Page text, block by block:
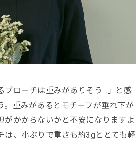
ブローチは重みがありそう...」と感
。重みがあるとモチーフが垂れ下が
がかからないかと不安になりますよ
は、小ぶりで重さも約3gととても軽